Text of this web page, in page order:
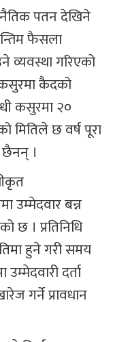
पतन देखिने
फैसला
व्यवस्था गरिएको
कैदको
कसुरमा २०
मितिले छ वर्ष पूरा
।
उम्मेदवार बन्न
छ । प्रतिनिधि
हुने गरी समय
दर्ता
गर्ने प्रावधान